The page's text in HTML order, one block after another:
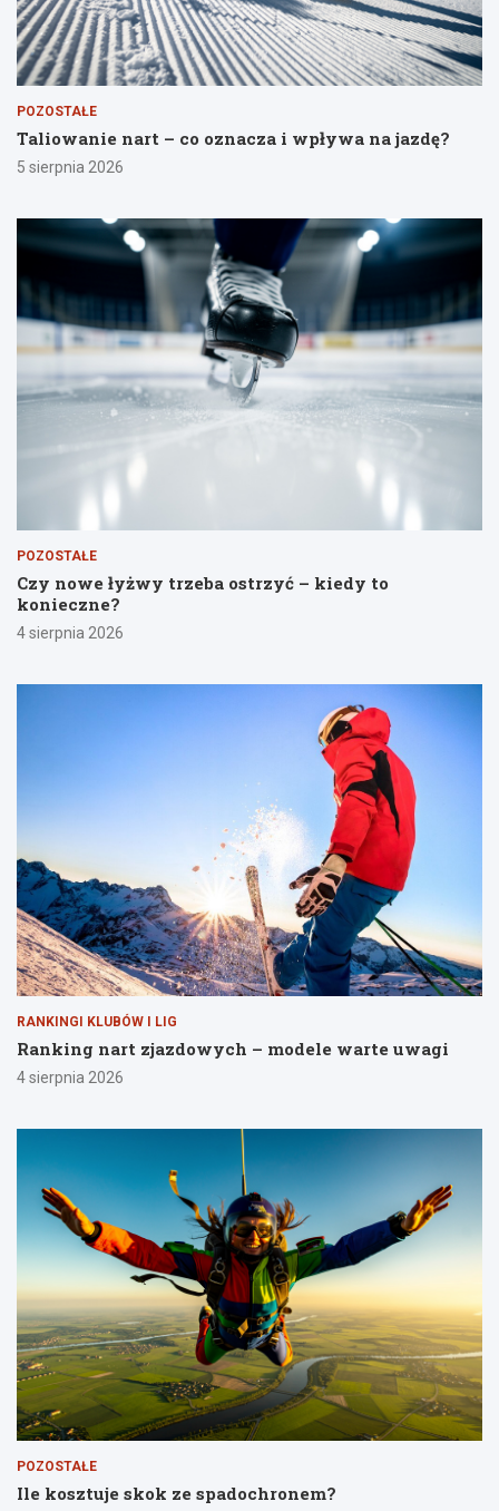
POZOSTAŁE
Taliowanie nart – co oznacza i wpływa na jazdę?
5 sierpnia 2026
POZOSTAŁE
Czy nowe łyżwy trzeba ostrzyć – kiedy to
konieczne?
4 sierpnia 2026
RANKINGI KLUBÓW I LIG
Ranking nart zjazdowych – modele warte uwagi
4 sierpnia 2026
POZOSTAŁE
Ile kosztuje skok ze spadochronem?